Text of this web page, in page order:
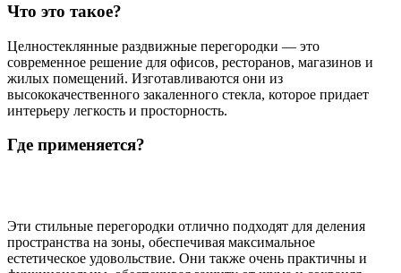
Что это такое?
Целностеклянные раздвижные перегородки — это
современное решение для офисов, ресторанов, магазинов и
жилых помещений. Изготавливаются они из
высококачественного закаленного стекла, которое придает
интерьеру легкость и просторность.
Где применяется?
Эти стильные перегородки отлично подходят для деления
пространства на зоны, обеспечивая максимальное
естетическое удовольствие. Они также очень практичны и